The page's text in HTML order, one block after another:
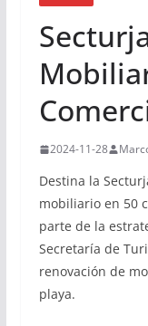
2024-11-28
Destina la
mobiliario en 50
parte de la
Secretaría de
renovación de
playa.